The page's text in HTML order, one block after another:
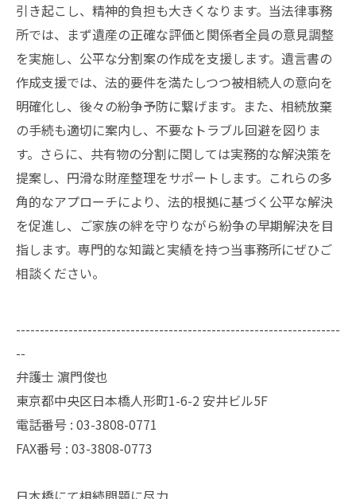
引き起こし、精神的負担も大きくなります。当法律事務
所では、まず遺産の正確な評価と関係者全員の意見調整
を実施し、公平な分割案の作成を支援します。遺言書の
作成支援では、法的要件を満たしつつ被相続人の意向を
明確化し、後々の紛争予防に繋げます。また、相続放棄
の手続も適切に案内し、不要なトラブル回避を図りま
す。さらに、共有物の分割に関しては実務的な解決策を
提案し、円滑な財産整理をサポートします。これらの多
角的なアプローチにより、法的根拠に基づく公平な解決
を促進し、ご家族の絆を守りながら紛争の早期解決を目
指します。専門的な知識と実績を持つ当事務所にぜひご
相談ください。
--------------------------------------------------------------------
--
弁護士 濵門俊也
東京都中央区日本橋人形町1-6-2 安井ビル5F
電話番号 : 03-3808-0771
FAX番号 : 03-3808-0773